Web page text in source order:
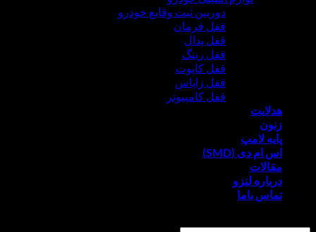
دوربین ثبت وقایع خودرو
قفل فرمان
قفل پدال
قفل رینگ
قفل کاپوت
قفل زاپاس
قفل کامپیوتر
هدلایت
زنون
پایه لامپ
اس ام دی (SMD)
مقالات
درباره لنزو
تماس باما